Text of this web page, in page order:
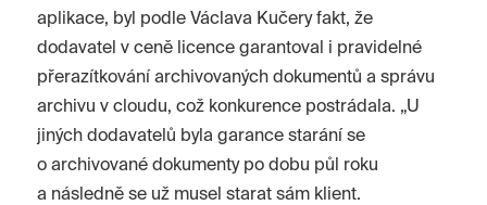
aplikace, byl podle Václava Kučery fakt, že
dodavatel v ceně licence garantoval i pravidelné
přerazítkování archivovaných dokumentů a správu
archivu v cloudu, což konkurence postrádala. „U
jiných dodavatelů byla garance starání se
o archivované dokumenty po dobu půl roku
a následně se už musel starat sám klient.